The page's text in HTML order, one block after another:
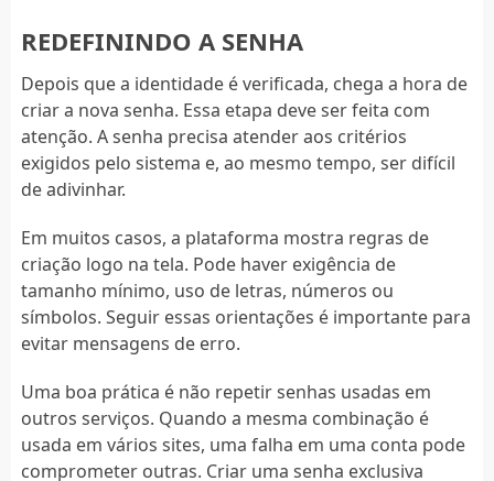
REDEFININDO A SENHA
Depois que a identidade é verificada, chega a hora de
criar a nova senha. Essa etapa deve ser feita com
atenção. A senha precisa atender aos critérios
exigidos pelo sistema e, ao mesmo tempo, ser difícil
de adivinhar.
Em muitos casos, a plataforma mostra regras de
criação logo na tela. Pode haver exigência de
tamanho mínimo, uso de letras, números ou
símbolos. Seguir essas orientações é importante para
evitar mensagens de erro.
Uma boa prática é não repetir senhas usadas em
outros serviços. Quando a mesma combinação é
usada em vários sites, uma falha em uma conta pode
comprometer outras. Criar uma senha exclusiva